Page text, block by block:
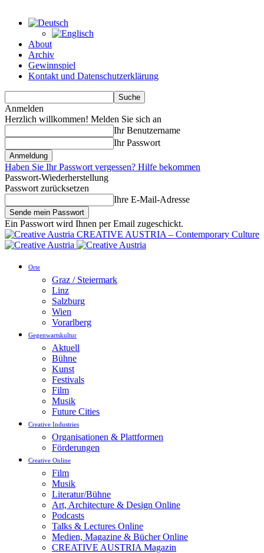
About
Archiv
Gewinnspiel
Kontakt und Datenschutzerklärung
Anmelden
Herzlich willkommen! Melden Sie sich an
Ihr Benutzername
Ihr Passwort
Haben Sie Ihr Passwort vergessen? Hilfe bekommen
Passwort-Wiederherstellung
Passwort zurücksetzen
Ihre E-Mail-Adresse
Ein Passwort wird Ihnen per Email zugeschickt.
CREATIVE AUSTRIA – Contemporary Culture
Orte
Graz / Steiermark
Linz
Salzburg
Wien
Vorarlberg
Gegenwartskultur
Aktuell
Bühne
Kunst
Festivals
Film
Musik
Future Cities
Creative Industries
Organisationen & Plattformen
Förderungen
Creative Online
Film
Musik
Literatur/Bühne
Art, Architecture & Design Online
Podcasts
Talks & Lectures Online
Medien, Magazine & Bücher Online
CREATIVE AUSTRIA Magazin